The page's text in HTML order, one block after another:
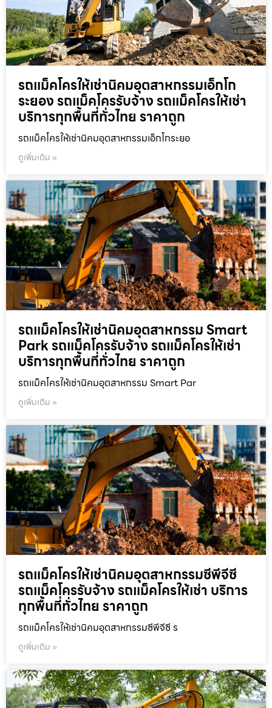
รถแม็คโครให้เช่านิคมอุตสาหกรรมเอ็กโก
ระยอง รถแม็คโครรับจ้าง รถแม็คโครให้เช่า
บริการทุกพื้นที่ทั่วไทย ราคาถูก
รถแม็คโครให้เช่านิคมอุตสาหกรรมเอ็กโกระยอ
ดูเพิ่มเติม »
รถแม็คโครให้เช่านิคมอุตสาหกรรม Smart
Park รถแม็คโครรับจ้าง รถแม็คโครให้เช่า
บริการทุกพื้นที่ทั่วไทย ราคาถูก
รถแม็คโครให้เช่านิคมอุตสาหกรรม Smart Par
ดูเพิ่มเติม »
รถแม็คโครให้เช่านิคมอุตสาหกรรมซีพีจีซี
รถแม็คโครรับจ้าง รถแม็คโครให้เช่า บริการ
ทุกพื้นที่ทั่วไทย ราคาถูก
รถแม็คโครให้เช่านิคมอุตสาหกรรมซีพีจีซี ร
ดูเพิ่มเติม »